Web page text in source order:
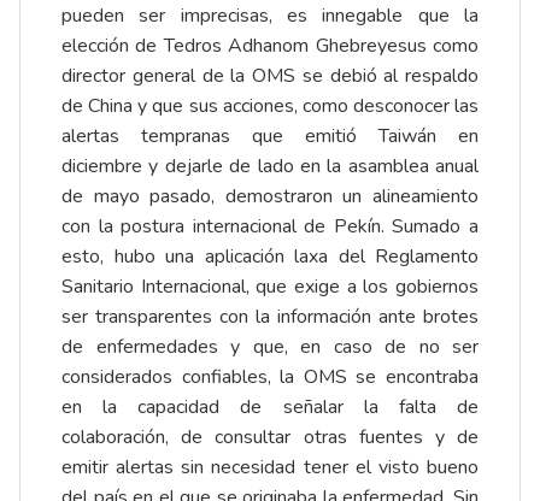
pueden ser imprecisas, es innegable que la
elección de Tedros Adhanom Ghebreyesus como
director general de la OMS se debió al respaldo
de China y que sus acciones, como desconocer las
alertas tempranas que emitió Taiwán en
diciembre y dejarle de lado en la asamblea anual
de mayo pasado, demostraron un alineamiento
con la postura internacional de Pekín. Sumado a
esto, hubo una aplicación laxa del Reglamento
Sanitario Internacional, que exige a los gobiernos
ser transparentes con la información ante brotes
de enfermedades y que, en caso de no ser
considerados confiables, la OMS se encontraba
en la capacidad de señalar la falta de
colaboración, de consultar otras fuentes y de
emitir alertas sin necesidad tener el visto bueno